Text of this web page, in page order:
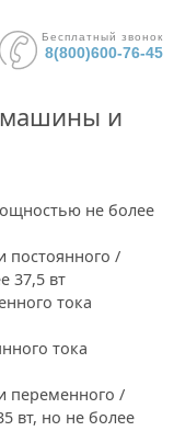
Бесплатный звонок
8(800)600-76-45
машины и
не более
постоянного /
37,5 вт
тока
тока
переменного /
вт, но не более